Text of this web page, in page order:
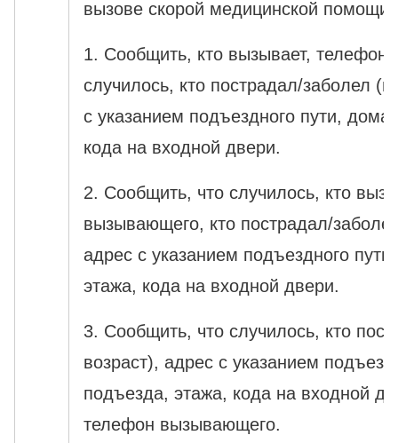
вызове скорой медицинской помощи?
1. Сообщить, кто вызывает, телефон
случилось, кто пострадал/заболел
с указанием подъездного пути,
кода на входной двери.
2. Сообщить, что случилось, кто
вызывающего, кто пострадал/
адрес с указанием подъездного
этажа, кода на входной двери.
3. Сообщить, что случилось, кто
возраст), адрес с указанием
подъезда, этажа, кода на входной
телефон вызывающего.